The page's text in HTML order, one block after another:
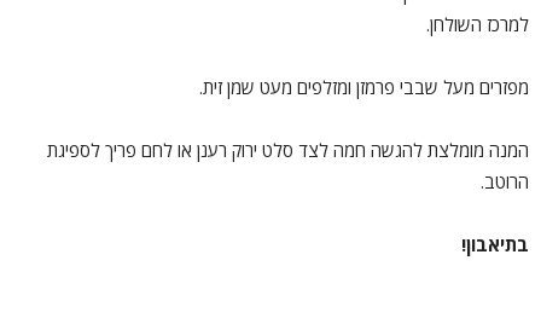
למרכז השולחן.
מפזרים מעל שבבי פרמזן ומזלפים מעט שמן זית.
המנה מומלצת להגשה חמה לצד סלט ירוק רענן או לחם פריך לספיגת
הרוטב.
בתיאבון!